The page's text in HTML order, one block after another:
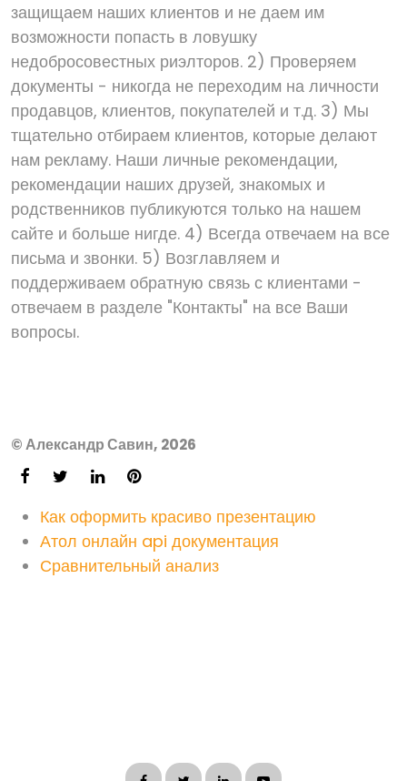
защищаем наших клиентов и не даем им
возможности попасть в ловушку
недобросовестных риэлторов. 2) Проверяем
документы - никогда не переходим на личности
продавцов, клиентов, покупателей и т.д. 3) Мы
тщательно отбираем клиентов, которые делают
нам рекламу. Наши личные рекомендации,
рекомендации наших друзей, знакомых и
родственников публикуются только на нашем
сайте и больше нигде. 4) Всегда отвечаем на все
письма и звонки. 5) Возглавляем и
поддерживаем обратную связь с клиентами -
отвечаем в разделе "Контакты" на все Ваши
вопросы.
© Александр Савин, 2026
Как оформить красиво презентацию
Атол онлайн api документация
Сравнительный анализ